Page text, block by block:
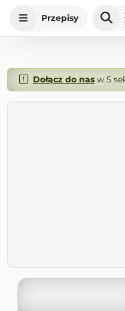
Przepisy
Dołącz do nasw 5